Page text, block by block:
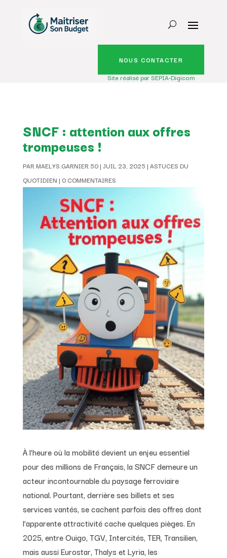
NOUS CONTACTER
Site réalisé par SEPIA-Digicom
SNCF : attention aux offres
trompeuses !
PARMAELYS.GARNIER.50| JUIL 23, 2025 | ASTUCES DU
QUOTIDIEN | 0 COMMENTAIRES
À l’heure où la mobilité devient un enjeu essentiel
pour des millions de Français, la SNCF demeure un
acteur incontournable du paysage ferroviaire
national. Pourtant, derrière ses billets et ses
services vantés, se cachent parfois des offres dont
l’apparente attractivité cache quelques pièges. En
2025, entre Ouigo, TGV, Intercités, TER, Transilien,
mais aussi Eurostar, Thalys et Lyria, les